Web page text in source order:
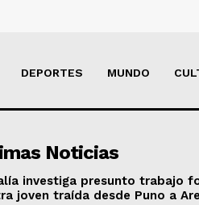
DEPORTES MUNDO
Noticias
investiga presunto trabajo
joven traída desde Puno a